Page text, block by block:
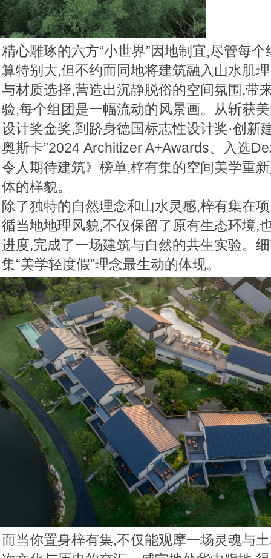
精心雕琢的六方“小世界”因地制宜,尽管每
算特别大,但不约而同地将建筑融入山水肌
与材质选择,营造出沉静脱俗的空间氛围,带
验,每个组团是一幅流动的风景画。从斩获
设计奖金奖,到跻身德国标志性设计奖·创新
奥斯卡”2024 Architizer A+Awards、入选
令人期待建筑》榜单,梓有集的空间美学重
体的样貌。
除了独特的自然理念和山水灵感,梓有集在
循当地地理风貌,不仅保留了原有生态环境,
进度,完成了一场建筑与自然的共生实验。
集“美学轻度假”理念最生动的体现。
而当你置身梓有集,不仅能观摩一场灵魂与